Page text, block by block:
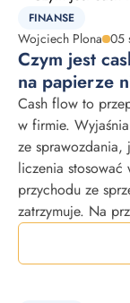
FINANSE
Wojciech Plona 05
Czym jest
na papierze
Cash flow to
w firmie.
ze sprawozdania,
liczenia
przychodu ze
zatrzymuje. Na